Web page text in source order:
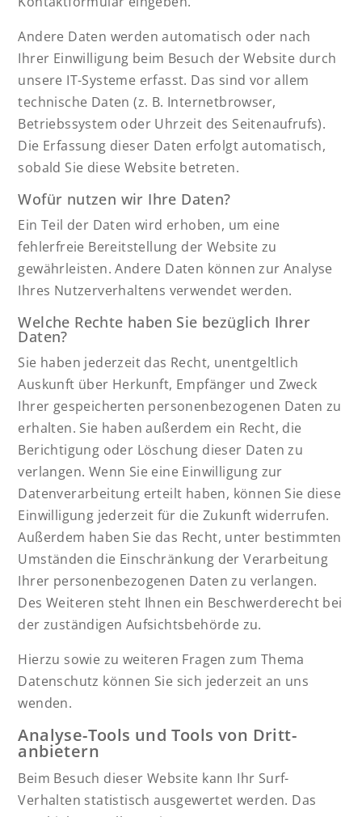
Andere Daten werden automatisch oder nach
Ihrer Einwilligung beim Besuch der Website durch
unsere IT-Systeme erfasst. Das sind vor allem
technische Daten (z. B. Internetbrowser,
Betriebssystem oder Uhrzeit des Seitenaufrufs).
Die Erfassung dieser Daten erfolgt automatisch,
sobald Sie diese Website betreten.
Wofür nutzen wir Ihre Daten?
Ein Teil der Daten wird erhoben, um eine
fehlerfreie Bereitstellung der Website zu
gewährleisten. Andere Daten können zur Analyse
Ihres Nutzerverhaltens verwendet werden.
Welche Rechte haben Sie bezüglich Ihrer
Daten?
Sie haben jederzeit das Recht, unentgeltlich
Auskunft über Herkunft, Empfänger und Zweck
Ihrer gespeicherten personenbezogenen Daten zu
erhalten. Sie haben außerdem ein Recht, die
Berichtigung oder Löschung dieser Daten zu
verlangen. Wenn Sie eine Einwilligung zur
Datenverarbeitung erteilt haben, können Sie diese
Einwilligung jederzeit für die Zukunft widerrufen.
Außerdem haben Sie das Recht, unter bestimmten
Umständen die Einschränkung der Verarbeitung
Ihrer personenbezogenen Daten zu verlangen.
Des Weiteren steht Ihnen ein Beschwerderecht bei
der zuständigen Aufsichtsbehörde zu.
Hierzu sowie zu weiteren Fragen zum Thema
Datenschutz können Sie sich jederzeit an uns
wenden.
Analyse-Tools und Tools von Dritt­
anbietern
Beim Besuch dieser Website kann Ihr Surf-
Verhalten statistisch ausgewertet werden. Das